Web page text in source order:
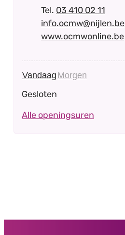
03 410 02 11
E-mailinfo.ocmw@nijlen.be
Websitewww.ocmwonline.be
Vandaag Morgen
Gesloten
Alle openingsuren